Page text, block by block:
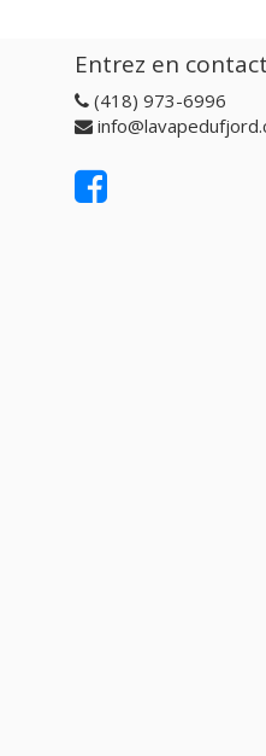
Entrez en contact
(418) 973-6996